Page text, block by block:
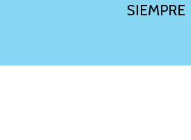
SIEMPRE